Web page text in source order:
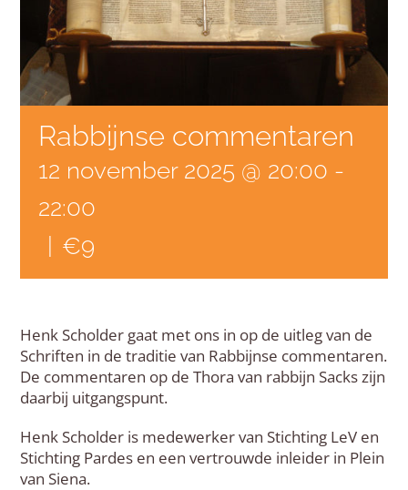
Rabbijnse commentaren
12 november 2025 @ 20:00 -
22:00
€9
Henk Scholder gaat met ons in op de uitleg van de
Schriften in de traditie van Rabbijnse commentaren.
De commentaren op de Thora van rabbijn Sacks zijn
daarbij uitgangspunt.
Henk Scholder is medewerker van Stichting LeV en
Stichting Pardes en een vertrouwde inleider in Plein
van Siena.